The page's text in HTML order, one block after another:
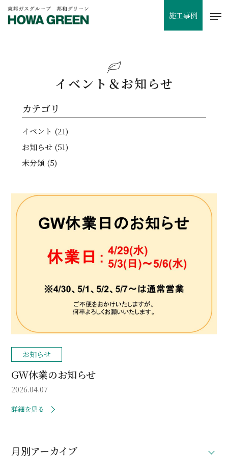
施工事例
イベント＆お知らせ
お知らせ
GW休業のお知らせ
2026.04.07
詳細を見る
月別アーカイブ
カテゴリ
イベント (21)
お知らせ (51)
未分類 (5)